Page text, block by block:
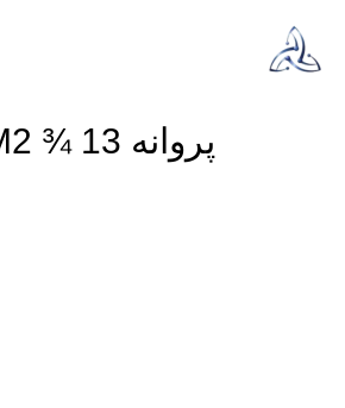
پروانه 19M2 ¾ 13